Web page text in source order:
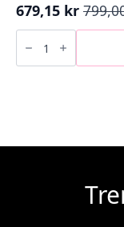
Opprinnelig
pris
var:
799,00 kr.
679,15 kr
Nåværende
pris
er:
679,15 kr.
Première
Masque
Réparateur